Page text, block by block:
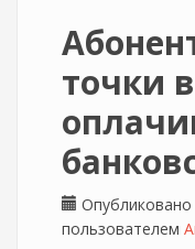
точки
Опубликовано
пользователем